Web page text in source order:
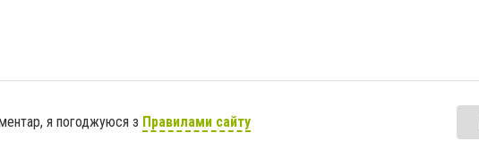
я погоджуюся з Правилами сайту